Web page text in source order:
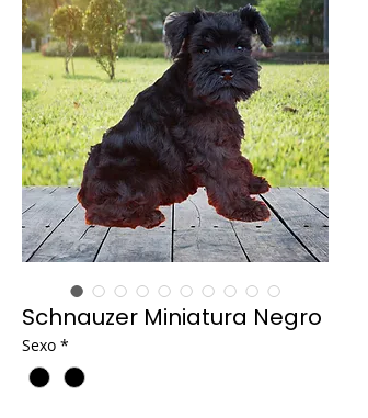
Schnauzer Miniatura Negro
Sexo *